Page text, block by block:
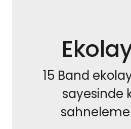
15 Band
sayesinde
sahneleme